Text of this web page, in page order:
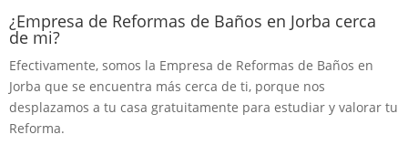
¿Empresa de Reformas de Baños en Jorba cerca
de mi?
Efectivamente, somos la Empresa de Reformas de Baños en
Jorba que se encuentra más cerca de ti, porque nos
desplazamos a tu casa gratuitamente para estudiar y valorar tu
Reforma.